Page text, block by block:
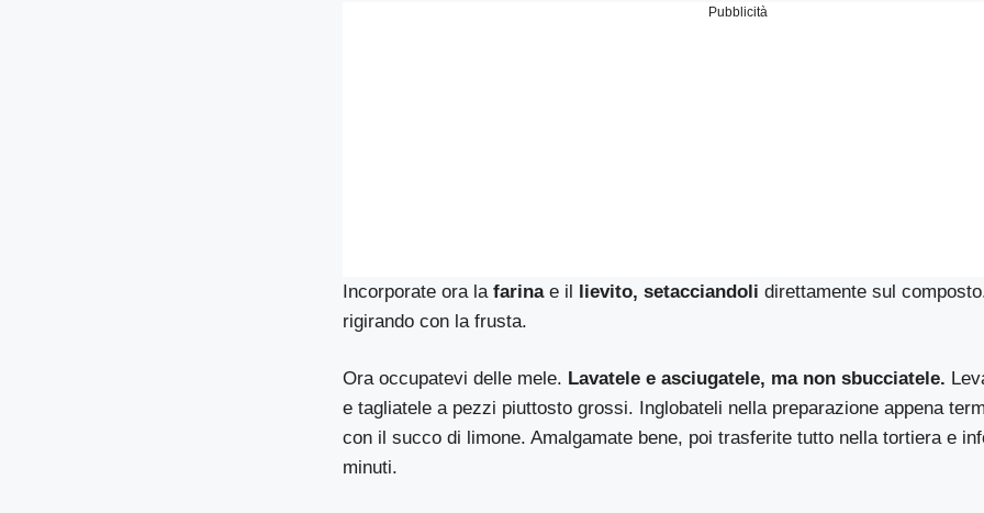
Pubblicità
Incorporate ora lafarinae il lievito, setacciandoli direttamente sul
rigirando con la frusta.
Ora occupatevi delle mele. Lavatele e asciugatele, ma non sbucciatele.
e tagliatele a pezzi piuttosto grossi. Inglobateli nella preparazione appena
con il succo di limone. Amalgamate bene, poi trasferite tutto nella tortiera e
minuti.